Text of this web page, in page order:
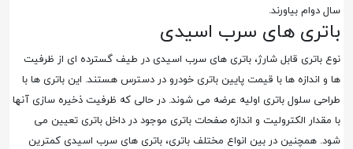
سال دوام بیاورند.
باتری های سرب اسیدی
نوع باتری قابل شارژ، باتری های سرب اسیدی در طیف گسترده ای از ظرفیت
ها و اندازه ها با قیمت پایین باتری خودرو در دسترس هستند. این باتری ها با
طراحی سلول باتری اولیه عرضه می شوند. در حالی که ظرفیت ذخیره سازی آنها
با مقدار الکترولیت و اندازه صفحات باتری موجود در داخل باتری تعیین می
شود. همچنین در بین انواع مختلف باتری، باتری های سرب اسیدی کمترین